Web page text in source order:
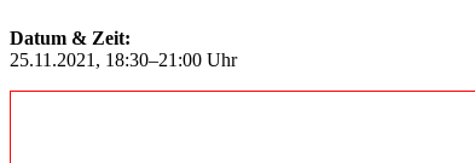
Datum & Zeit:
25.11.2021, 18:30–21:00 Uhr